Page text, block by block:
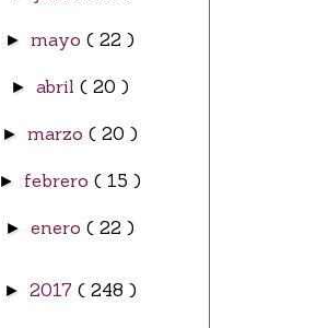
►mayo( 22 )
►abril( 20 )
►marzo( 20 )
► febrero( 15 )
►enero( 22 )
► 2017 ( 248 )